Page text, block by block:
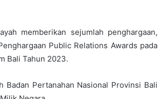
memberikan sejumlah penghargaan,
Public Relations Awards pada
Bali Tahun 2023.
Badan Pertanahan Nasional Provinsi Bali